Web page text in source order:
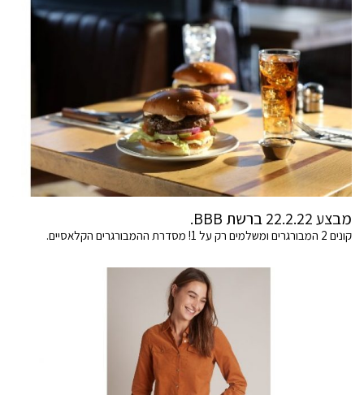
מבצע 22.2.22 ברשת BBB.
קונים 2 המבורגרים ומשלמים רק על 1! מסדרת ההמבורגרים הקלאסיים.